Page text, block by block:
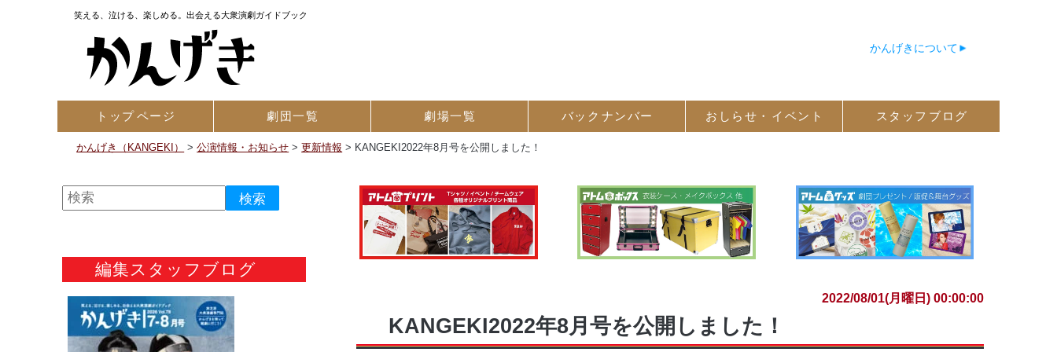
笑える、泣ける、楽しめる。出会える大衆演劇ガイドブック
かんげきについて
トップページ 劇団一覧 劇場一覧 バック ナンバー おしらせ・ イベント スタッフ ブログ
かんげき（KANGEKI） >公演情報・お知らせ >更新情報 > KANGEKI2022年8月号を公開しました！
2022/08/01(月曜日) 00:00:00
KANGEKI2022年8月号を公開しました！
編集スタッフブログ